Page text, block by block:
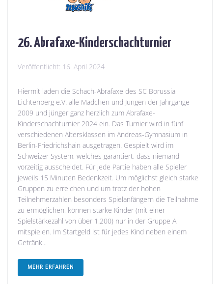
26. Abrafaxe-Kinderschachturnier
Veröffentlicht: 16. April 2024
Hiermit laden die Schach-Abrafaxe des SC Borussia
Lichtenberg e.V. alle Mädchen und Jungen der Jahrgänge
2009 und jünger ganz herzlich zum Abrafaxe-
Kinderschachturnier 2024 ein. Das Turnier wird in fünf
verschiedenen Altersklassen im Andreas-Gymnasium in
Berlin-Friedrichshain ausgetragen. Gespielt wird im
Schweizer System, welches garantiert, dass niemand
vorzeitig ausscheidet. Für jede Partie haben alle Spieler
jeweils 15 Minuten Bedenkzeit. Um möglichst gleich starke
Gruppen zu erreichen und um trotz der hohen
Teilnehmerzahlen besonders Spielanfängern die Teilnahme
zu ermöglichen, können starke Kinder (mit einer
Spielstärkezahl von über 1.200) nur in der Gruppe A
mitspielen. Im Startgeld ist für jedes Kind neben einem
Getränk...
MEHR ERFAHREN